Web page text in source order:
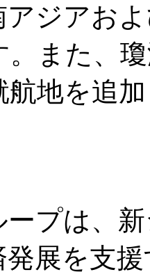
アジアお
。また、
航地を追
プは、
展を支